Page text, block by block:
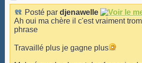
Posté par djenawelle
Ah oui ma chère il c'est vraiment
phrase
Travaillé plus je gagne plus